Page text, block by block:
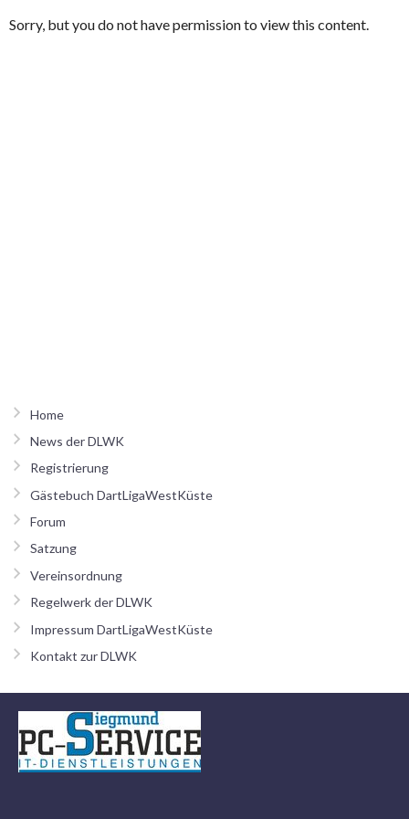
Sorry, but you do not have permission to view this content.
Home
News der DLWK
Registrierung
Gästebuch DartLigaWestKüste
Forum
Satzung
Vereinsordnung
Regelwerk der DLWK
Impressum DartLigaWestKüste
Kontakt zur DLWK